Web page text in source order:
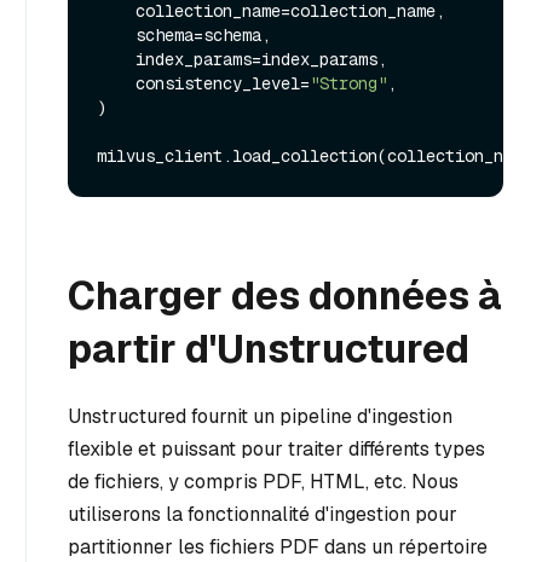
    consistency_level=
"Strong" ,
)
Charger des données à
partir d'Unstructured
Unstructured fournit un pipeline d'ingestion
flexible et puissant pour traiter différents types
de fichiers, y compris PDF, HTML, etc. Nous
utiliserons la fonctionnalité d'ingestion pour
partitionner les fichiers PDF dans un répertoire